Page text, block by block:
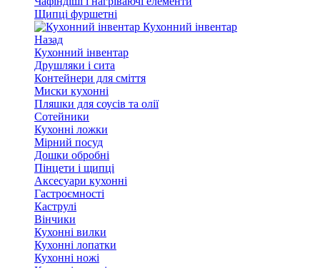
Щипці фуршетні
Кухонний інвентар
Назад
Кухонний інвентар
Друшляки і сита
Контейнери для сміття
Миски кухонні
Пляшки для соусів та олії
Сотейники
Кухонні ложки
Мірний посуд
Дошки обробні
Пінцети і щипці
Аксесуари кухонні
Гастроємності
Каструлі
Вінчики
Кухонні вилки
Кухонні лопатки
Кухонні ножі